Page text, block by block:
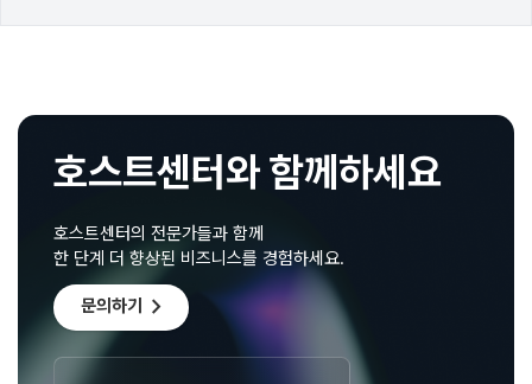
호스트센터와 함께하세요
호스트센터의 전문가들과 함께
한 단계 더 향상된 비즈니스를 경험하세요.
문의하기 chevron_right